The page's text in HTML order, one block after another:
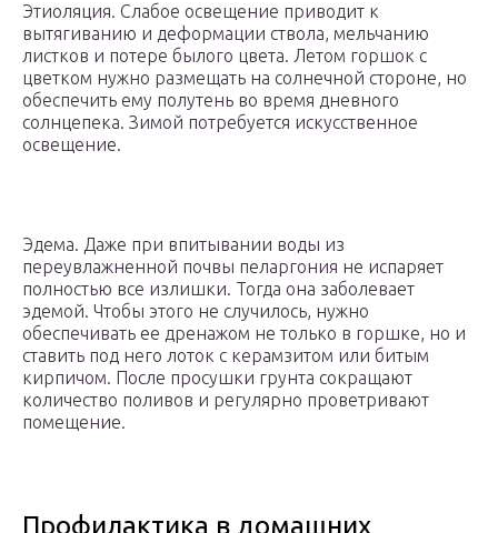
Этиоляция. Слабое освещение приводит к
вытягиванию и деформации ствола, мельчанию
листков и потере былого цвета. Летом горшок с
цветком нужно размещать на солнечной стороне, но
обеспечить ему полутень во время дневного
солнцепека. Зимой потребуется искусственное
освещение.
Эдема. Даже при впитывании воды из
переувлажненной почвы пеларгония не испаряет
полностью все излишки. Тогда она заболевает
эдемой. Чтобы этого не случилось, нужно
обеспечивать ее дренажом не только в горшке, но и
ставить под него лоток с керамзитом или битым
кирпичом. После просушки грунта сокращают
количество поливов и регулярно проветривают
помещение.
Профилактика в домашних